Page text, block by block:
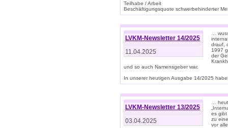
Teilhabe / Arbeit
Beschäftigungsquote schwerbehinderter
LVKM-Newsletter 14/2025
11.04.2025
…
drauf,
1997
der
und so auch Namensgeber war.
In unserer heutigen Ausgabe 14/2025
LVKM-Newsletter 13/2025
03.04.2025
…
es gibt
zu
vor